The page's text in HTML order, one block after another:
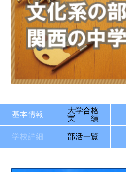
基本情報
大学合格
実 績
学校詳細 部活一覧